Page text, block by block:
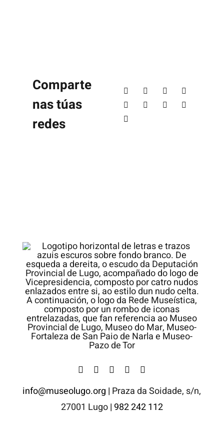
Comparte
nas túas
redes
info@museolugo.org | Praza da Soidade, s/n,
27001 Lugo| 982 242 112